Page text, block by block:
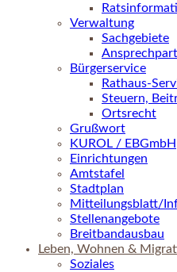
Verwaltung
Sachgebiete
Bürgerservice
Rathaus-
Steuern,
Ortsrecht
Grußwort
KUROL / EBGmbH
Einrichtungen
Amtstafel
Stadtplan
Mitteilungsblatt/
Stellenangebote
Breitbandausbau
Leben, Wohnen &
Soziales